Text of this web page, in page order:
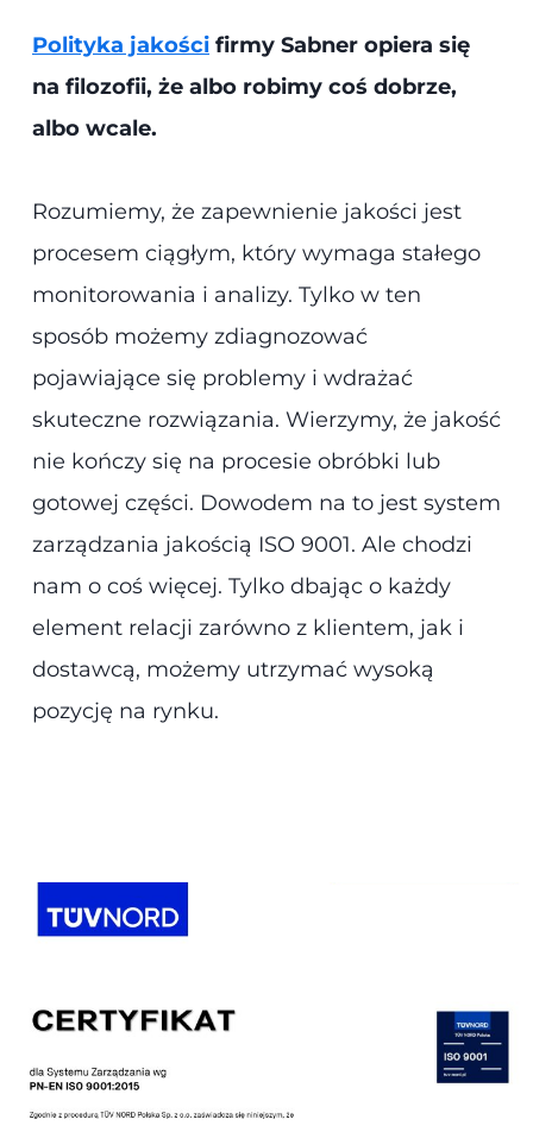
Polityka jakości firmy Sabner opiera się
na filozofii, że albo robimy coś dobrze,
albo wcale.
Rozumiemy, że zapewnienie jakości jest
procesem ciągłym, który wymaga stałego
monitorowania i analizy. Tylko w ten
sposób możemy zdiagnozować
pojawiające się problemy i wdrażać
skuteczne rozwiązania. Wierzymy, że jakość
nie kończy się na procesie obróbki lub
gotowej części. Dowodem na to jest system
zarządzania jakością ISO 9001. Ale chodzi
nam o coś więcej. Tylko dbając o każdy
element relacji zarówno z klientem, jak i
dostawcą, możemy utrzymać wysoką
pozycję na rynku.